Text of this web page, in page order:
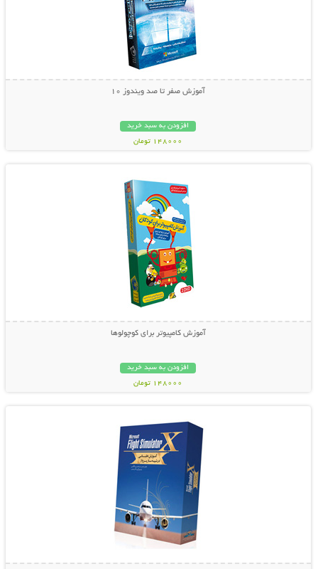
آموزش صفر تا صد ویندوز 10
افزودن به سبد خرید
148000 تومان
آموزش کامپیوتر برای کوچولوها
افزودن به سبد خرید
148000 تومان